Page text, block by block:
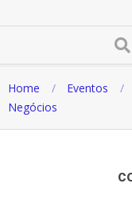
Home Eventos
Negócios